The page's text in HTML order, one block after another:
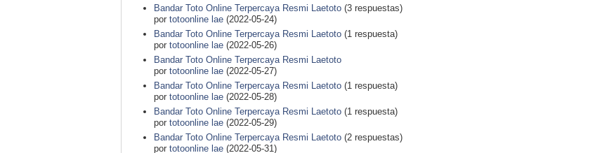
Bandar Toto Online Terpercaya Resmi Laetoto(3 respuestas)
por totoonline lae(2022-05-24)
Bandar Toto Online Terpercaya Resmi Laetoto(1 respuesta)
por totoonline lae(2022-05-26)
Bandar Toto Online Terpercaya Resmi Laetoto
por totoonline lae(2022-05-27)
Bandar Toto Online Terpercaya Resmi Laetoto(1 respuesta)
por totoonline lae(2022-05-28)
Bandar Toto Online Terpercaya Resmi Laetoto(1 respuesta)
por totoonline lae(2022-05-29)
Bandar Toto Online Terpercaya Resmi Laetoto(2 respuestas)
por totoonline lae(2022-05-31)